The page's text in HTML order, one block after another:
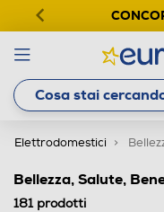
Elettrodomestici
Bellezza, Salute,
181prodotti